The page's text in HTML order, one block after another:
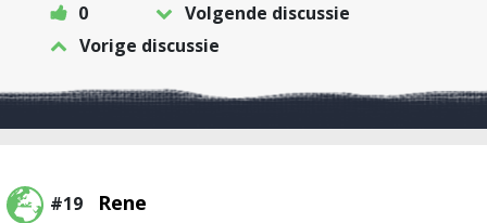
0
Volgende discussie
Vorige discussie
#19 Rene